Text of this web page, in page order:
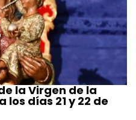
la Virgen de la
días 21 y 22 de